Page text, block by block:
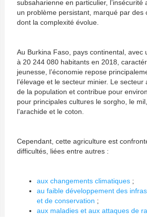
subsaharienne en particulier, l’insécurité
un problème persistant, marqué par des
dont la complexité évolue.
Au Burkina Faso, pays continental, avec
à 20 244 080 habitants en 2018,
jeunesse, l’économie repose
l’élevage et le secteur minier. Le
de la population et contribue pour
pour principales cultures le sorgho, le
l’arachide et le coton.
Cependant, cette agriculture est
difficultés, liées entre autres :
aux changements climatiques;
au faible développement des
et de conservation ;
aux maladies et aux attaques de